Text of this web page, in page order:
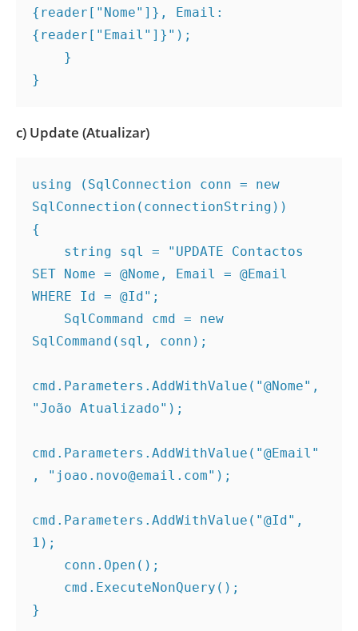
{reader["Nome"]}, Email:
{reader["Email"]}");
    }
}
c) Update (Atualizar)
using (SqlConnection conn = new
SqlConnection(connectionString))
{
SET Nome = @Nome, Email = @Email
WHERE Id = @Id";
SqlCommand(sql, conn);
cmd.Parameters.AddWithValue("@Nome",
"João Atualizado");
cmd.Parameters.AddWithValue("@Email"
, "joao.novo@email.com");
cmd.Parameters.AddWithValue("@Id",
1);
    conn.Open();
    cmd.ExecuteNonQuery();
}